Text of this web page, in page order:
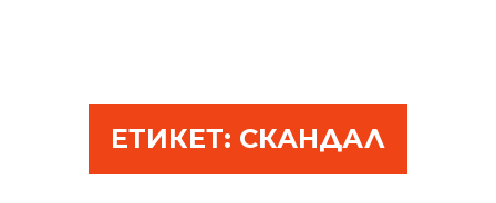
ЕТИКЕТ: СКАНДАЛ